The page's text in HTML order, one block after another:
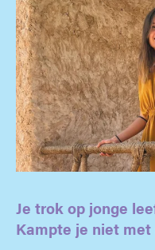
Je trok op jonge
Kampte je niet